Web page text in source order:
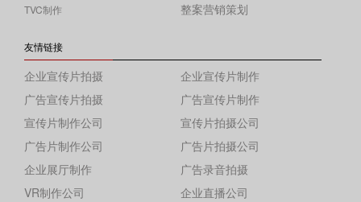
TVC制作
整案营销策划
友情链接
企业宣传片拍摄
企业宣传片制作
广告宣传片拍摄
广告宣传片制作
宣传片制作公司
宣传片拍摄公司
广告片制作公司
广告片拍摄公司
企业展厅制作
广告录音拍摄
VR制作公司
企业直播公司